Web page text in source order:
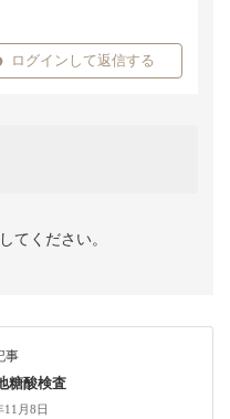
ログインして返信する
してください。
事
糖酸検査
11月8日